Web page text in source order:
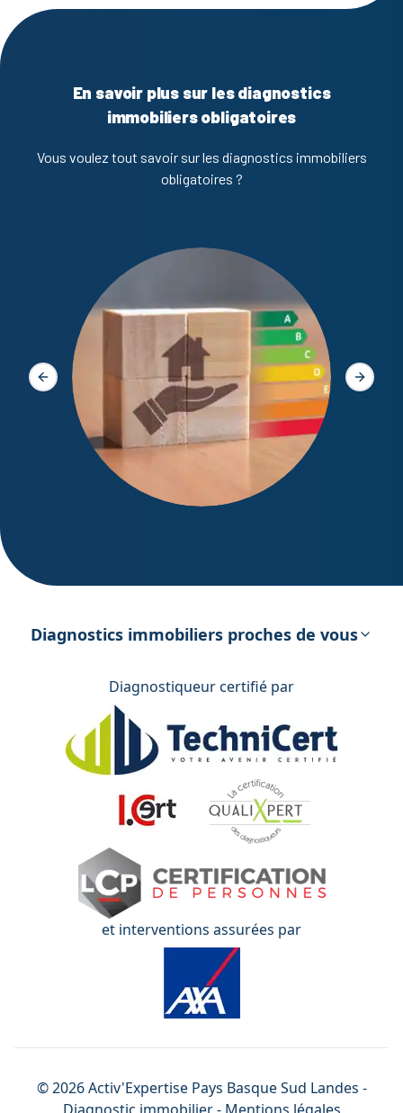
En savoir plus sur les diagnostics
immobiliers obligatoires
Vous voulez tout savoir sur les diagnostics immobiliers
obligatoires ?
énergétique
Slide précédente Slide
Diagnostics immobiliers proches de vous
Diagnostiqueur certifié par
et interventions assurées par
©2026Activ'Expertise Pays Basque Sud Landes -